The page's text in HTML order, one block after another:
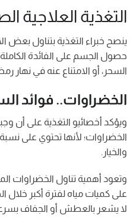
التغذية العلاجية
ينصح خبراء التغذية بتناول بعض
حصول الجسم على الفائدة
السحر، أو الامتناع عنه في نهار
الخضراوات.. فوائد
ويؤكد أخصائيو التغذية على أن
الخضراوات؛ لأنها تحتوي على
والخيار.
وتعود أهمية تناول الخضراوات
على كميات مياه لفترة أكبر خلال
لا يشعر بالعطش أو الجفاف